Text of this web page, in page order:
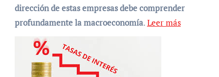
dirección de estas empresas debe comprender
profundamente la macroeconomía.Leer más